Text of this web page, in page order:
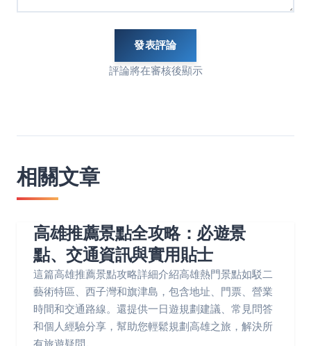
發表評論
評論將在審核後顯示
相關文章
高雄推薦景點全攻略：必遊景
點、交通資訊與實用貼士
這篇高雄推薦景點攻略詳細介紹高雄熱門景點如駁二
藝術特區、西子灣和旗津島，包含地址、門票、營業
時間和交通路線。還提供一日遊規劃建議、常見問答
和個人經驗分享，幫助您輕鬆規劃高雄之旅，解決所